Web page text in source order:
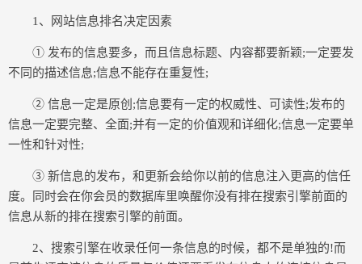
1、网站信息排名决定因素
① 发布的信息要多，而且信息标题、内容都要新颖;一定要发
不同的描述信息;信息不能存在重复性;
② 信息一定是原创;信息要有一定的权威性、可读性;发布的
信息一定要完整、全面;并有一定的价值观和详细化;信息一定要单
一性和针对性;
③ 新信息的发布，和更新会给你以前的信息注入更高的信任
度。同时会在你会员的数据库里唤醒你没有排在搜索引擎前面的
信息从新的排在搜索引擎的前面。
2、搜索引擎在收录任何一条信息的时候，都不是单独的!而